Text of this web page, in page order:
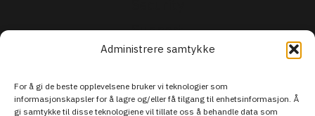
Administrere samtykke
For å gi de beste opplevelsene bruker vi teknologier som
informasjonskapsler for å lagre og/eller få tilgang til enhetsinformasjon. Å
gi samtykke til disse teknologiene vil tillate oss å behandle data som
Support